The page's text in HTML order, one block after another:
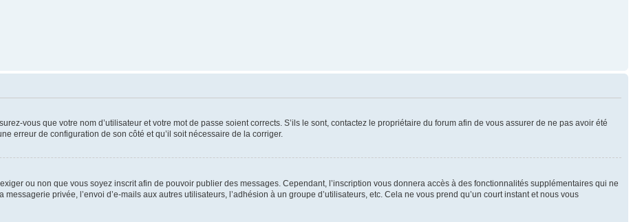
vous que votre nom d’utilisateur et votre mot de passe soient corrects. S’ils le sont, contactez le propriétaire du forum afin de vous assurer de ne pas avoir été
erreur de configuration de son côté et qu’il soit nécessaire de la corriger.
ou non que vous soyez inscrit afin de pouvoir publier des messages. Cependant, l’inscription vous donnera accès à des fonctionnalités supplémentaires qui ne
privée, l’envoi d’e-mails aux autres utilisateurs, l’adhésion à un groupe d’utilisateurs, etc. Cela ne vous prend qu’un court instant et nous vous